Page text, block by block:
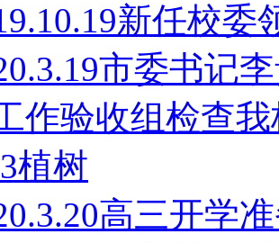
新任校委
市委书记
作验收组检查我
植树
高三开学